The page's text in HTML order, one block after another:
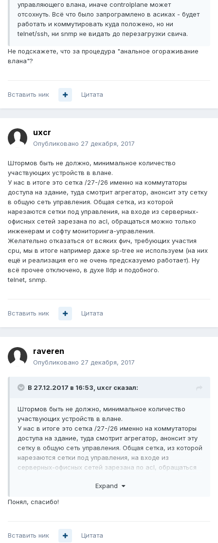
управляющего влана, иначе controlplane может
отсохнуть. Всё что было запрограмлено в асиках - будет
работать и коммутировать куда положено, но ни
telnet/ssh, ни snmp не видать до перезагрузки свича.
Не подскажете, что за процедура "анальное огораживание
влана"?
Вставить ник Цитата
uxcr
Опубликовано 27 декабря, 2017
Штормов быть не должно, минимальное количество
участвующих устройств в влане.
У нас в итоге это сетка /27-/26 именно на коммутаторы
доступа на здание, туда смотрит агрегатор, анонсит эту сетку
в общую сеть управления. Общая сетка, из которой
нарезаются сетки под управления, на входе из серверных-
офисных сетей зарезана по acl, обращаться можно только
инженерам и софту мониторинга-управления.
Желательно отказаться от всяких фич, требующих участия
cpu, мы в итоге например даже sp-tree не используем (на них
ещё и реализация его не очень предсказуемо работает). Ну
всё прочее отключено, в духе lldp и подобного.
telnet, snmp.
Вставить ник Цитата
raveren
Опубликовано 27 декабря, 2017
В 27.12.2017 в 16:53, uxcr сказал:
Штормов быть не должно, минимальное количество
участвующих устройств в влане.
У нас в итоге это сетка /27-/26 именно на коммутаторы
доступа на здание, туда смотрит агрегатор, анонсит эту
сетку в общую сеть управления. Общая сетка, из которой
нарезаются сетки под управления, на входе из
серверных-офисных сетей зарезана по acl, обращаться
участия cpu, мы в итоге например даже sp-tree не
духе lldp и подобного.
Expand
Понял, спасибо!
Вставить ник Цитата